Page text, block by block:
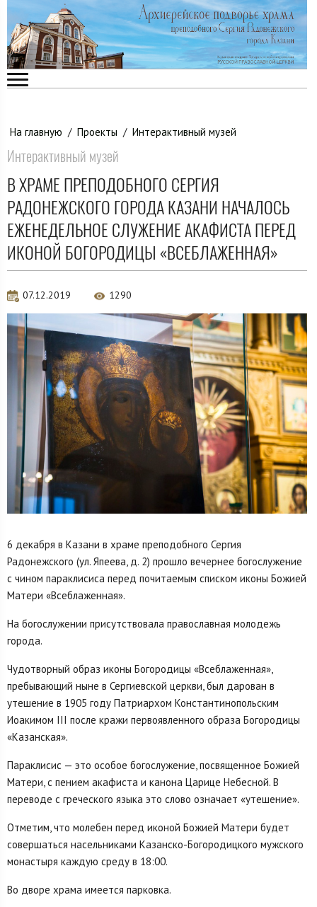
На главную / Проекты / Интерактивный музей
Интерактивный музей
В ХРАМЕ ПРЕПОДОБНОГО СЕРГИЯ
РАДОНЕЖСКОГО ГОРОДА КАЗАНИ НАЧАЛОСЬ
ЕЖЕНЕДЕЛЬНОЕ СЛУЖЕНИЕ АКАФИСТА ПЕРЕД
ИКОНОЙ БОГОРОДИЦЫ «ВСЕБЛАЖЕННАЯ»
07.12.2019 1290
6 декабря в Казани в храме преподобного Сергия
Радонежского (ул. Япеева, д. 2) прошло вечернее богослужение
с чином параклисиса перед почитаемым списком иконы Божией
Матери «Всеблаженная».
На богослужении присутствовала православная молодежь
города.
Чудотворный образ иконы Богородицы «Всеблаженная»,
пребывающий ныне в Сергиевской церкви, был дарован в
утешение в 1905 году Патриархом Константинопольским
Иоакимом III после кражи первоявленного образа Богородицы
«Казанская».
Параклисис — это особое богослужение, посвященное Божией
Матери, с пением акафиста и канона Царице Небесной. В
переводе с греческого языка это слово означает «утешение».
Отметим, что молебен перед иконой Божией Матери будет
совершаться насельниками Казанско-Богородицкого мужского
монастыря каждую среду в 18:00.
Во дворе храма имеется парковка.